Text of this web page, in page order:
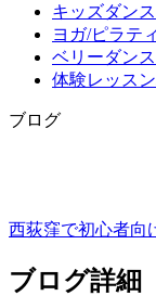
キッズダンス
ヨガ/ピラテ
ベリーダンス
体験レッス
ブログ
西荻窪で初心者向
ブログ詳細